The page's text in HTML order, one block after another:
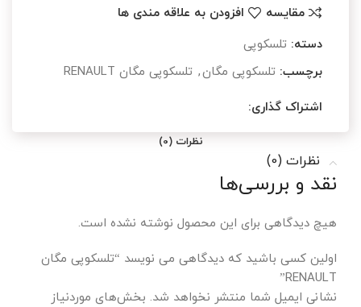
مقایسه
افزودن به علاقه مندی ها
دسته: تلسکوپی
برچسب: تلسکوپی مگان, تلسکوپی مگان RENAULT
اشتراک گذاری:
نظرات (0)
نظرات (0)
نقد و بررسی‌ها
هیچ دیدگاهی برای این محصول نوشته نشده است.
اولین کسی باشید که دیدگاهی می نویسد “تلسکوپی مگان
RENAULT”
نشانی ایمیل شما منتشر نخواهد شد. بخش‌های موردنیاز